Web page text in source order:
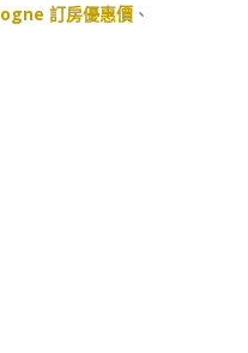
訂房優惠價 、